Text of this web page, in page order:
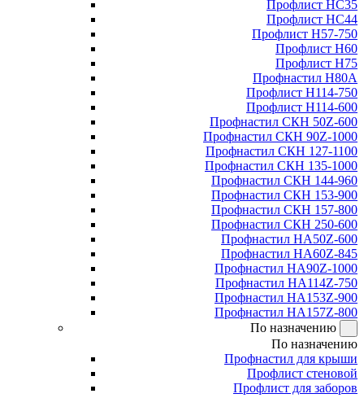
Профлист НС35
Профлист НС44
Профлист Н57-750
Профлист Н60
Профлист Н75
Профнастил Н80А
Профлист Н114-750
Профлист Н114-600
Профнастил СКН 50Z-600
Профнастил СКН 90Z-1000
Профнастил СКН 127-1100
Профнастил СКН 135-1000
Профнастил СКН 144-960
Профнастил СКН 153-900
Профнастил СКН 157-800
Профнастил СКН 250-600
Профнастил НА50Z-600
Профнастил НА60Z-845
Профнастил НА90Z-1000
Профнастил НА114Z-750
Профнастил НА153Z-900
Профнастил НА157Z-800
По назначению
По назначению
Профнастил для крыши
Профлист стеновой
Профлист для заборов